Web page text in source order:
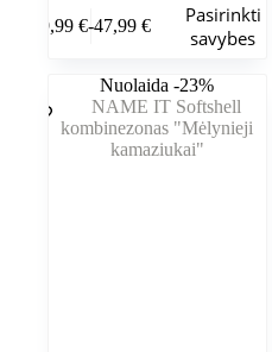
39,99€-47,99€
Kainų
Nuo
39,99 €
iki
47,99 €
Pasirinkti
savybes
produktas
variantus.
Variantus
galite
Nuolaida -23%